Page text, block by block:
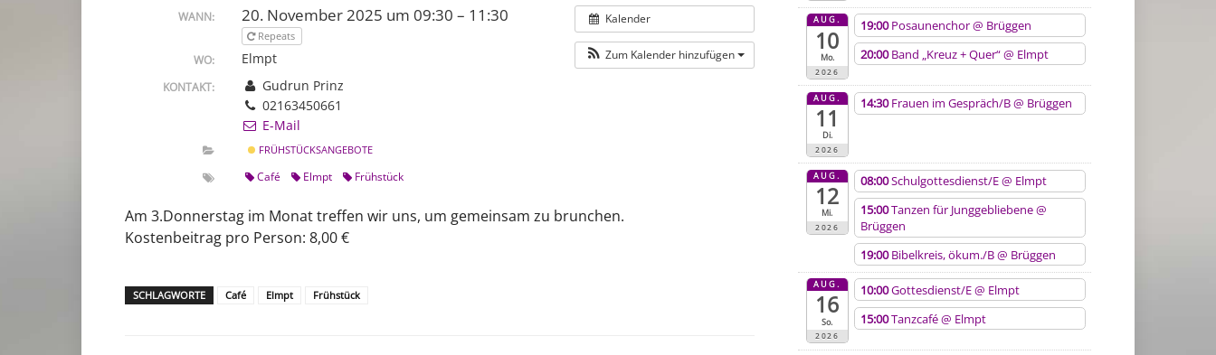
Kalender
Zum Kalender hinzufügen
WANN: 20. November 2025 um 09:30 – 11:30
Repeats
WO: Elmpt
KONTAKT:
Gudrun Prinz
02163450661
E-Mail
FRÜHSTÜCKSANGEBOTE
Café Elmpt Frühstück
Am 3.Donnerstag im Monat treffen wir uns, um gemeinsam zu brunchen.
Kostenbeitrag pro Person: 8,00 €
SCHLAGWORTE Café Elmpt Frühstück
AUG.
10
Mo.
2026
19:00Posaunenchor@ Brüggen
20:00Band „Kreuz + Quer“@ Elmpt
AUG.
11
Di.
2026
14:30Frauen im Gespräch/B@ Brüggen
AUG.
12
Mi.
2026
08:00Schulgottesdienst/E@ Elmpt
15:00Tanzen für Junggebliebene@
Brüggen
19:00Bibelkreis, ökum./B@ Brüggen
AUG.
16
So.
2026
10:00Gottesdienst/E@ Elmpt
15:00Tanzcafé@ Elmpt